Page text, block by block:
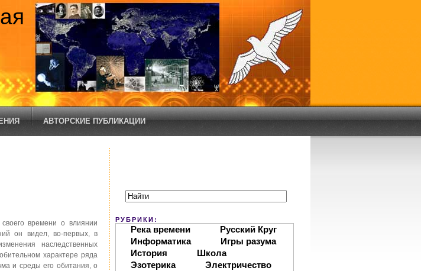
АВТОРСКИЕ ПУБЛИКАЦИИ
времени о влиянии
он видел, во-первых, в
наследственных
характере ряда
и среды его обитания, о
РУБРИКИ:
Река времени
Русский Круг
Информатика
Игры разума
История
Школа
Эзотерика
Электричество